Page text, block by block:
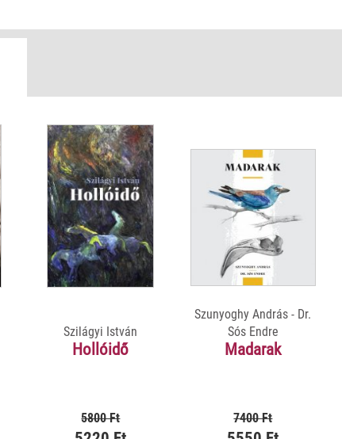
Szilágyi István
Hollóidő
5800 Ft
Szunyoghy András - Dr.
Sós Endre
Madarak
7400 Ft